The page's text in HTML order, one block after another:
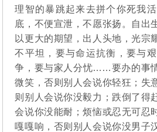
理智的暴跳起来去拼个你死我
底，不便宣泄，不愿张扬。自出
以更大的期望，出人头地，光宗
不平坦，要与命运抗衡，要与
争，要与家人分忧……要办的事
微笑，否则别人会说你轻狂；失
则别人会说你没毅力；跌倒了得
会说你没能耐；烦恼或忍无可忍
嘎嘎响，否则别人会说你没男子